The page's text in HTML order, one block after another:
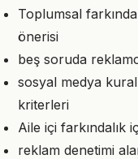
Toplumsal
önerisi
beş soruda
sosyal medya
kriterleri
Aile içi farkındalık
reklam denetimi